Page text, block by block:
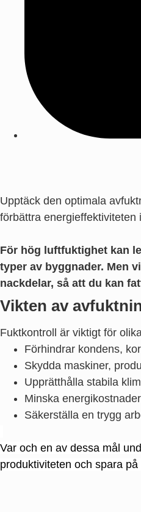
Upptäck den optimala
förbättra energieffektiviteten
För hög luftfuktighet kan
typer av byggnader. Men
nackdelar, så att du kan
Vikten av
Fuktkontroll är viktigt för
Förhindrar kondens,
Skydda maskiner,
Upprätthålla stabila
Minska
Säkerställa en trygg
Var och en av dessa mål
produktiviteten och spara